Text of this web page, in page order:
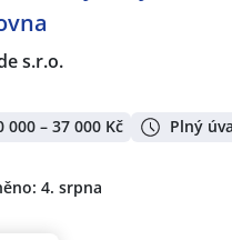
s.r.o.
000 – 37 000 Kč Plný
4. srpna